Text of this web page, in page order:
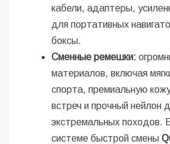
кабели, адаптеры,
для портативных
боксы.
Сменные ремешки:
материалов, включая
спорта, премиальную
встреч и прочный нейлон
экстремальных походов.
системе быстрой смены